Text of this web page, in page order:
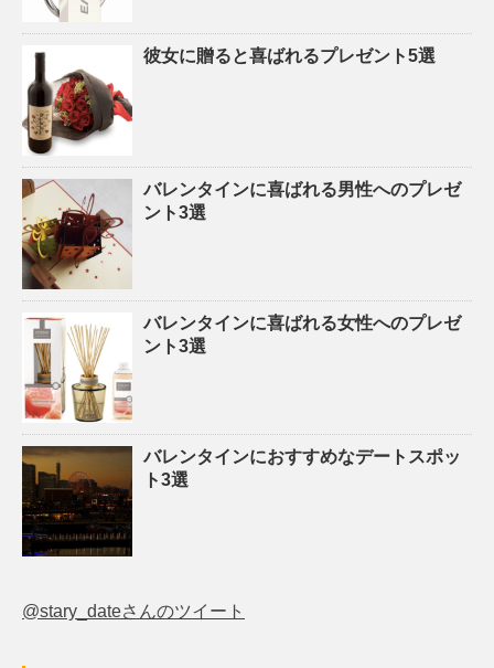
彼女に贈ると喜ばれるプレゼント5選
バレンタインに喜ばれる男性へのプレゼ
ント3選
バレンタインに喜ばれる女性へのプレゼ
ント3選
バレンタインにおすすめなデートスポッ
ト3選
@stary_dateさんのツイート